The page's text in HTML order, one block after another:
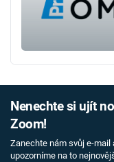
Nenechte si ujít
Zoom!
Zanechte nám svůj e-mail
upozorníme na to